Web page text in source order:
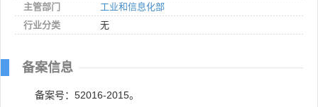
主管部门
工业和信息化部
行业分类
无
备案信息
备案号：52016-2015。